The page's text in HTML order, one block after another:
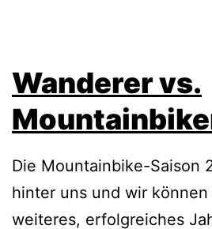
Wanderer vs.
Die Mountainbike-Saison
hinter uns und wir
weiteres, erfolgreiches